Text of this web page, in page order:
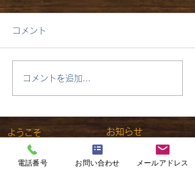
コメント
コメントを追加…
ようこそ
ようちえんNEWS
園について
​お知らせ
在園児のみなさま
アクセス
電話番号 お問い合わせ メールアドレス